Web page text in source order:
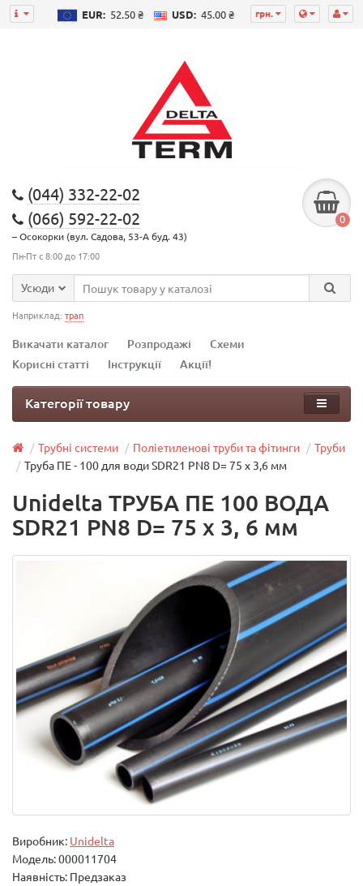
грн.
EUR: 52.50 ₴ USD: 45.00 ₴
(044) 332-22-02
(066) 592-22-02
– Осокорки (вул. Садова, 53-А буд. 43)
Пн-Пт с 8:00 до 17:00
0
Усюди
Наприклад: трап
Викачати каталог Розпродажі
Схеми
Корисні статті
Інструкції Акції!
Категорії товару
Трубні системи Поліетиленові труби та фітинги
Труби
Труба ПЕ - 100 для води SDR21 PN8 D= 75 х 3,6 мм
Unidelta ТРУБА ПЕ 100 ВОДА
SDR21 PN8 D= 75 х 3, 6 мм
Виробник: Unidelta
Модель:000011704
Наявність: Предзаказ